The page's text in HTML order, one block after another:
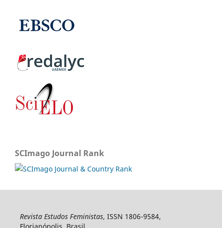
SCImago Journal Rank
Revista Estudos Feministas, ISSN 1806-9584,
Florianópolis, Brasil.